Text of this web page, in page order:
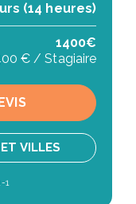
(14 heures)
1400€
€ / Stagiaire
VILLES
1